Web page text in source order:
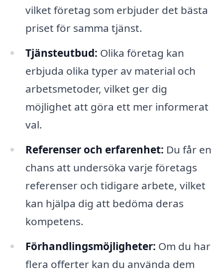
vilket företag som erbjuder det bästa
priset för samma tjänst.
Tjänsteutbud: Olika företag kan
erbjuda olika typer av material och
arbetsmetoder, vilket ger dig
möjlighet att göra ett mer informerat
val.
Referenser och erfarenhet: Du får en
chans att undersöka varje företags
referenser och tidigare arbete, vilket
kan hjälpa dig att bedöma deras
kompetens.
Förhandlingsmöjligheter: Om du har
flera offerter kan du använda dem